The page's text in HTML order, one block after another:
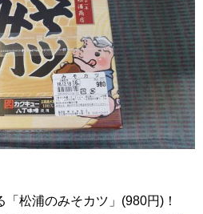
松浦のみそカツ」(980円)！